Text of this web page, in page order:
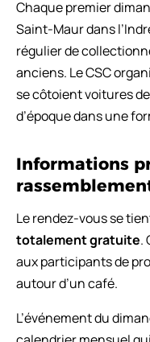
Chaque premier
Saint-Maur dans
régulier de
anciens. Le CSC
se côtoient voitures
d’époque dans une
Informations
Le rendez-vous se
totalement gratuite.
aux participants de
autour d’un café.
L’événement du